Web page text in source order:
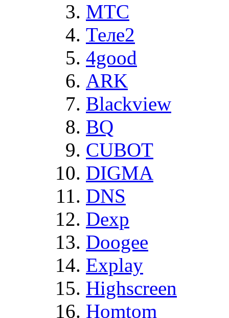
MTC
Теле2
4good
ARK
Blackview
BQ
CUBOT
DIGMA
DNS
Dexp
Doogee
Explay
Highscreen
Homtom